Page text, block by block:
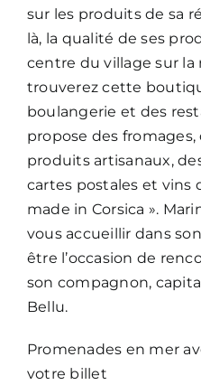
sur les produits de sa
là, la qualité de ses
centre du village sur la
trouverez cette
boulangerie et des
propose des
produits artisanaux,
cartes postales et vins
made in Corsica ».
vous accueillir dans
être l’occasion de
son compagnon,
Bellu.
Promenades en mer
votre billet